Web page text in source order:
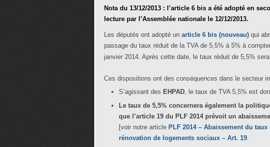
Nota du 13/12/2013 : l’article 6 bis a été adopté en
lecture par l ’Assemblée nationale le 12/12/2013.
Les députés ont adopté un article 6 bis (nouveau) qui
passage du taux réduit de la TVA de 5,5% à 5% à
janvier 2014. Après cette date, le taux réduit de 5,5%
Ces dispositions ont des conséquences dans le secteur
S’agissant des EHPAD, le taux de TVA 5,5% est
Le taux de 5,5% concernera également l a
que l’article 19 du PLF 2014 prévoit un
[voir notre article PLF 2014 – Abaissement du
rénovation de logements sociaux – Art. 19.